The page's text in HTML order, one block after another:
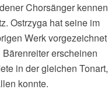
Chorsänger kennen
Ostrzyga hat seine im
Werk vorgezeichnet
erscheinen
in der gleichen Tonart,
konnte.